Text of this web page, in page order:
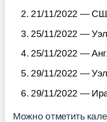
21/11/2022 —
25/11/2022 —
25/11/2022 —
29/11/2022 —
29/11/2022 —
Можно отметить